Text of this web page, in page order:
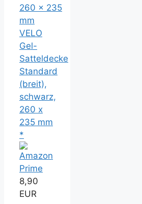
VELO
Gel-
Satteldecke
Standard
(breit),
schwarz,
260 x
235 mm
*
8,90
EUR